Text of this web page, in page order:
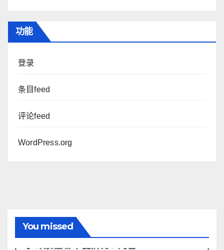
功能
登录
条目feed
评论feed
WordPress.org
You missed